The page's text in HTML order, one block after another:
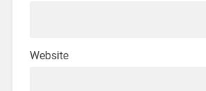
Website